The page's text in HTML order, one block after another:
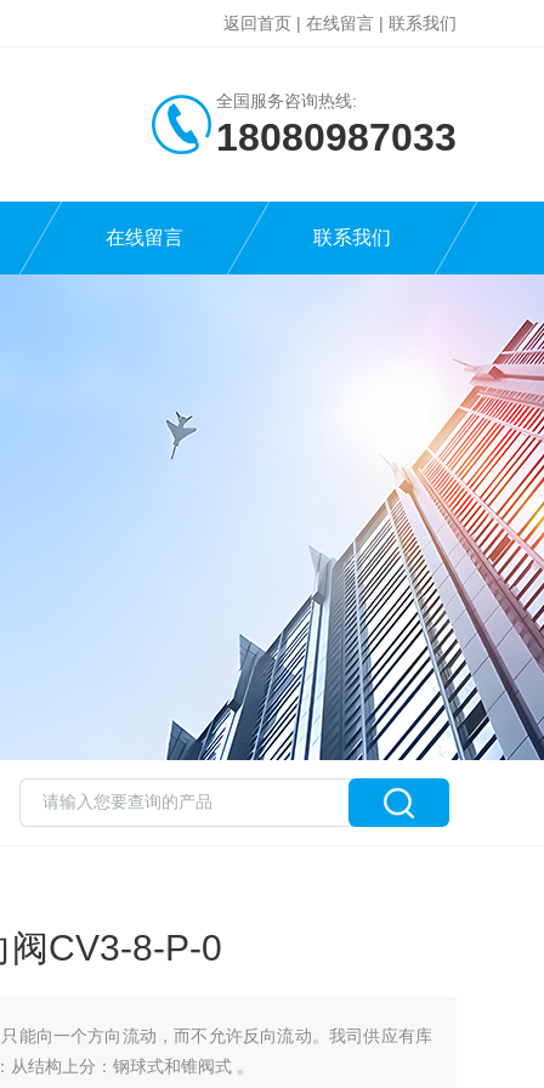
返回首页 | 在线留言 | 联系我们
全国服务咨询热线:
18080987033
在线留言 联系我们
阀CV3-8-P-0
能向一个方向流动，而不允许反向流动。我司供应有库
结构上分：钢球式和锥阀式 。